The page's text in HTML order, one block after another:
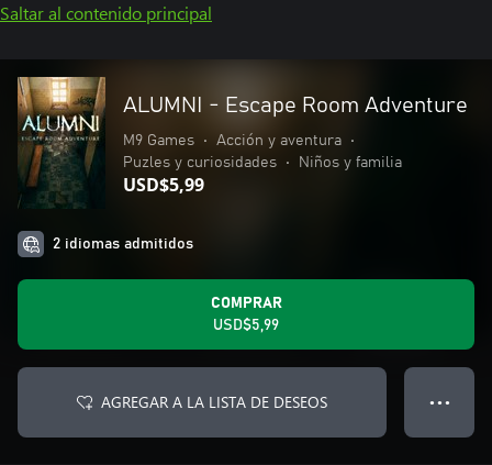
Saltar al contenido principal
ALUMNI - Escape Room Adventure
M9 Games • Acción y aventura
•
Puzles y curiosidades
• Niños y familia
USD$5,99
2 idiomas admitidos
COMPRAR
USD$5,99
AGREGAR A LA LISTA DE DESEOS ● ● ●